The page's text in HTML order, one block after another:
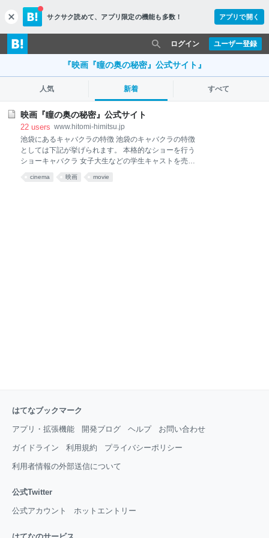
c
l
o
s
サクサク読めて、 アプリ限定の機能も多数！ アプリで開く
ユーザー登録
ログイン
『映画『瞳の奥の秘密』公式サイト』
人気 新着 すべて
映画『瞳の奥の秘密』公式サイト
22 users www.hitomi-himitsu.jp
池袋にあるキャバクラの特徴 池袋のキャバクラの特徴
としては下記が挙げられます。 本格的なショーを行う
ショーキャバクラ 女子大生などの学生キャストを売り
にする素人キャバ、制服キャバ リーズナブルな価格帯
のキャバクラ イメージするスナックよりかなり高級感
cinema 映画 movie
はてなブックマーク
アプリ・拡張機能 開発ブログ ヘルプ お問い合わせ
ガイドライン 利用規約 プライバシーポリシー
利用者情報の外部送信について
公式Twitter
公式アカウント ホットエントリー